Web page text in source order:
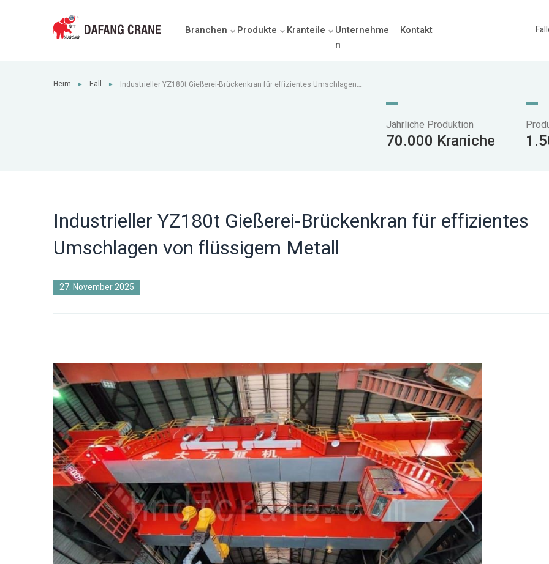
Branchen Produkte Kranteile
Unternehme
n
Kontakt
Heim ► Fall ►
Industrieller YZ180t Gießerei-Brückenkran für effizientes Umschlagen
Jährliche Produktion
70.000 Kraniche
Industrieller YZ180t Gießerei-Brückenkran für effizientes
Umschlagen von flüssigem Metall
27. November 2025